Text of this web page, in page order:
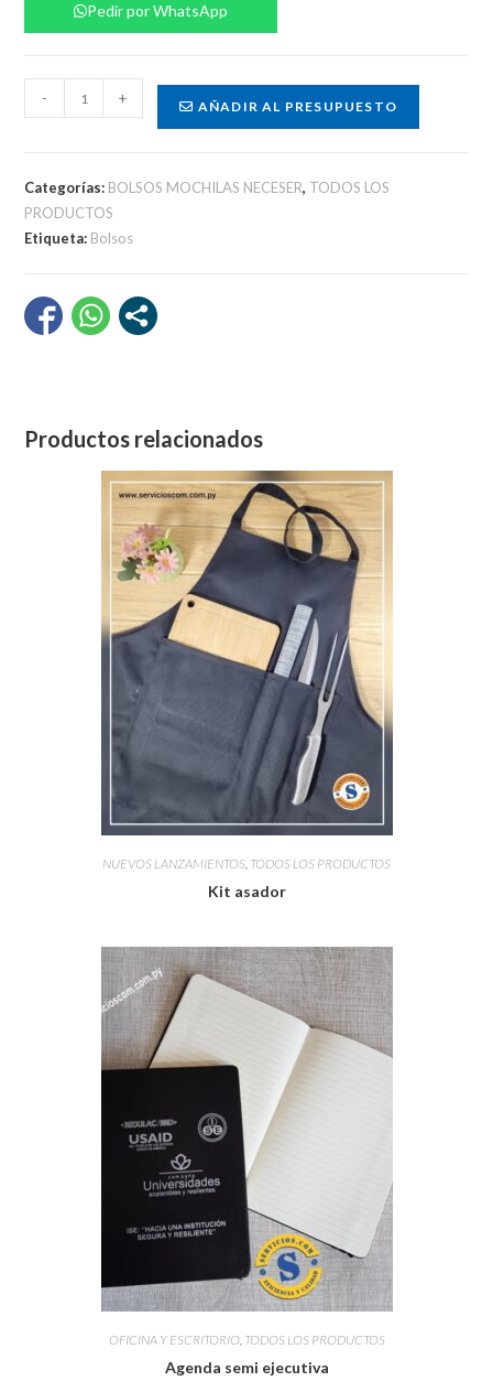
Pedir por WhatsApp
de
- + AÑADIR AL PRESUPUESTO
Categorías: BOLSOS MOCHILAS NECESER, TODOS LOS
PRODUCTOS
Etiqueta: Bolsos
Productos relacionados
NUEVOS LANZAMIENTOS, TODOS LOS PRODUCTOS
Kit asador
OFICINA Y ESCRITORIO, TODOS LOS PRODUCTOS
Agenda semi ejecutiva